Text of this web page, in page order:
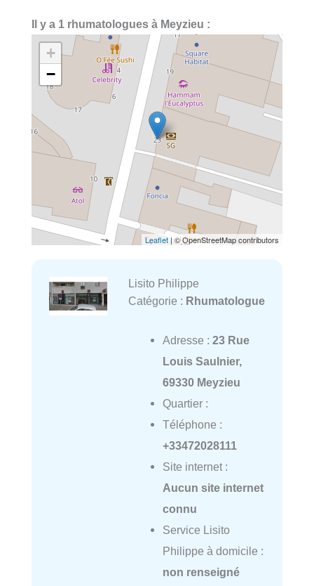
Il y a 1 rhumatologues à Meyzieu :
+
−
Leaflet| © OpenStreetMap contributors
Lisito Philippe
Catégorie : Rhumatologue
Adresse : 23 Rue
Louis Saulnier,
69330 Meyzieu
Quartier :
Téléphone :
+33472028111
Site internet :
Aucun site internet
connu
Service Lisito
Philippe à domicile :
non renseigné